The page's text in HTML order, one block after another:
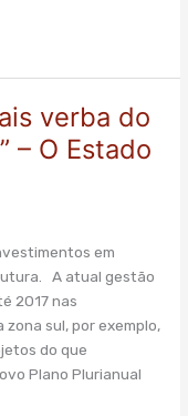
verba do
– O Estado
em
A atual gestão
2017 nas
zona sul, por exemplo,
do que
Plano Plurianual